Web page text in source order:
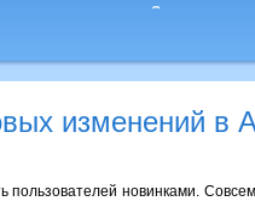
Существует
изменений в
пользователей новинками.